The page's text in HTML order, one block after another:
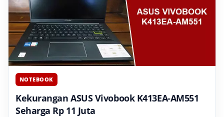
NOTEBOOK
Kekurangan ASUS Vivobook K413EA-AM551
Seharga Rp 11 Juta